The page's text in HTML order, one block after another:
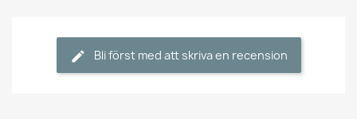
Bli först med att skriva en recension